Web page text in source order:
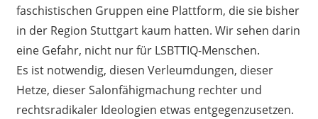
faschistischen Gruppen eine Plattform, die sie bisher
in der Region Stuttgart kaum hatten. Wir sehen darin
eine Gefahr, nicht nur für LSBTTIQ-Menschen.
Es ist notwendig, diesen Verleumdungen, dieser
Hetze, dieser Salonfähigmachung rechter und
rechtsradikaler Ideologien etwas entgegenzusetzen.